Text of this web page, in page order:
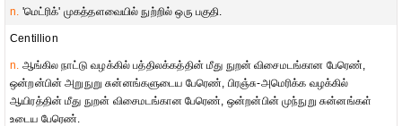
n. 'மெட்ரிக்' முகத்தளவையில் நுற்றில் ஒரு பகுதி.
Centillion
n. ஆங்கில நாட்டு வழக்கில் பத்திலக்கத்தின் மீது நுறன் விசைமடங்கான பேரெண்,
ஒன்றன்பின் அறுநுறு சுன்னங்களுடைய பேரெண், பிரஞ்சு-அமெரிக்க வழக்கில்
ஆயிரத்தின் மீது நுறன் விசைமடங்கான பேரெண், ஒன்றன்பின் முந்நுறு சுன்னங்கள்
உடைய பேரெண்.